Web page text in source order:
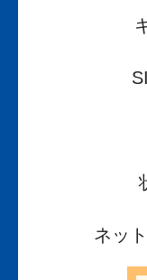
ネッ